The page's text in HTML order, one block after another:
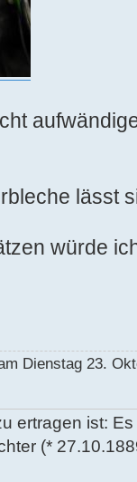
lässt
würde
Dienstag 23.
ertragen ist:
(*